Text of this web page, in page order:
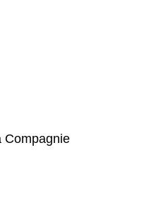
Compagnie